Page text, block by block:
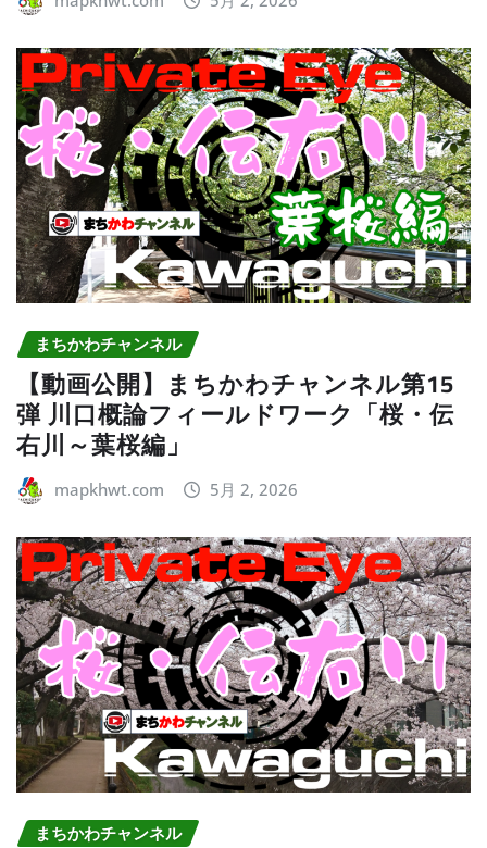
まちかわチャンネル
【動画公開】まちかわチャンネル第15
弾 川口概論フィールドワーク「桜・伝
右川～葉桜編」
mapkhwt.com 5月 2, 2026
まちかわチャンネル